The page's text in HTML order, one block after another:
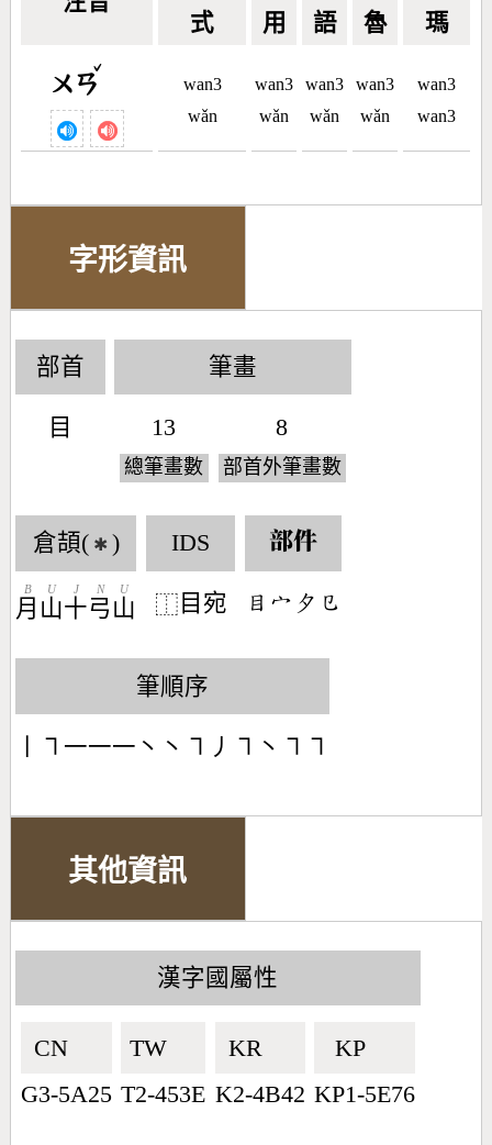
式 用 語 魯 瑪
ㄨㄢ
ˇ
wan3
wǎn
wan3
wǎn
wan3
wǎn
wan3
wǎn
wan3
wan3
字形資訊
部首
目
筆畫
13
總筆畫數
8
部首外筆畫數
倉頡( ✱ )
月
B
山
U
十
J
弓
N
山
U
IDS
⿰ 目宛
部件
󶄩󶂊󶂆󶁋
筆順序
丨㇕一一一丶丶㇕丿㇕丶㇕㇕
其他資訊
漢字國屬性
CN🇨🇳
G3-5A25
TW🇹🇼
T2-453E
KR🇰🇷
K2-4B42
KP🇰🇵
KP1-5E76